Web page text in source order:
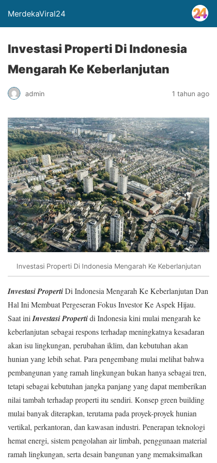
MerdekaViral24
Investasi Properti Di Indonesia
Mengarah Ke Keberlanjutan
admin 1 tahun ago
Investasi Properti Di Indonesia Mengarah Ke Keberlanjutan
Investasi PropertiDi Indonesia Mengarah Ke Keberlanjutan Dan
Hal Ini Membuat Pergeseran Fokus Investor Ke Aspek Hijau.
Saat ini Investasi Propertidi Indonesia kini mulai mengarah ke
keberlanjutan sebagai respons terhadap meningkatnya kesadaran
akan isu lingkungan, perubahan iklim, dan kebutuhan akan
hunian yang lebih sehat. Para pengembang mulai melihat bahwa
pembangunan yang ramah lingkungan bukan hanya sebagai tren,
tetapi sebagai kebutuhan jangka panjang yang dapat memberikan
nilai tambah terhadap properti itu sendiri. Konsep green building
mulai banyak diterapkan, terutama pada proyek-proyek hunian
vertikal, perkantoran, dan kawasan industri. Penerapan teknologi
hemat energi, sistem pengolahan air limbah, penggunaan material
ramah lingkungan, serta desain bangunan yang memaksimalkan